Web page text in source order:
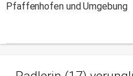
Pfaffenhofen und Umgebung